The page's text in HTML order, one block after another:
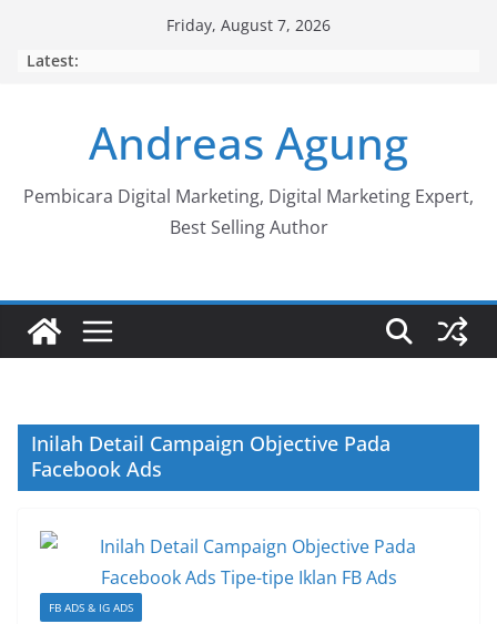
Friday, August 7, 2026
Latest:
Andreas Agung
Pembicara Digital Marketing, Digital Marketing Expert,
Best Selling Author
Inilah Detail Campaign Objective Pada
Facebook Ads
FB ADS & IG ADS